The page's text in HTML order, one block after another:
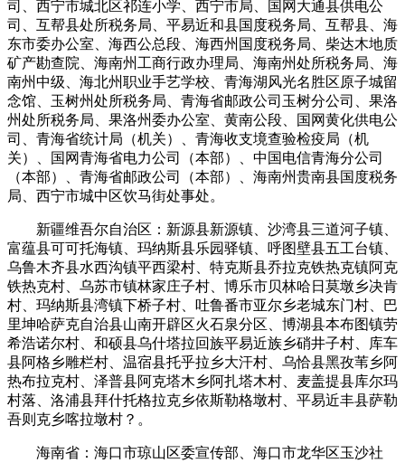
司、西宁市城北区祁连小学、西宁市局、国网大通县供电公
司、互帮县处所税务局、平易近和县国度税务局、互帮县、海
东市委办公室、海西公总段、海西州国度税务局、柴达木地质
矿产勘查院、海南州工商行政办理局、海南州处所税务局、海
南州中级、海北州职业手艺学校、青海湖风光名胜区原子城留
念馆、玉树州处所税务局、青海省邮政公司玉树分公司、果洛
州处所税务局、果洛州委办公室、黄南公段、国网黄化供电公
司、青海省统计局（机关）、青海收支境查验检疫局（机
关）、国网青海省电力公司（本部）、中国电信青海分公司
（本部）、青海省邮政公司（本部）、海南州贵南县国度税务
局、西宁市城中区饮马街处事处。
新疆维吾尔自治区：新源县新源镇、沙湾县三道河子镇、
富蕴县可可托海镇、玛纳斯县乐园驿镇、呼图壁县五工台镇、
乌鲁木齐县水西沟镇平西梁村、特克斯县乔拉克铁热克镇阿克
铁热克村、乌苏市镇林家庄子村、博乐市贝林哈日莫墩乡决肯
村、玛纳斯县湾镇下桥子村、吐鲁番市亚尔乡老城东门村、巴
里坤哈萨克自治县山南开辟区火石泉分区、博湖县本布图镇劳
希浩诺尔村、和硕县乌什塔拉回族平易近族乡硝井子村、库车
县阿格乡雕栏村、温宿县托乎拉乡大汗村、乌恰县黑孜苇乡阿
热布拉克村、泽普县阿克塔木乡阿扎塔木村、麦盖提县库尔玛
村落、洛浦县拜什托格拉克乡依斯勒格墩村、平易近丰县萨勒
吾则克乡喀拉墩村？。
海南省：海口市琼山区委宣传部、海口市龙华区玉沙社